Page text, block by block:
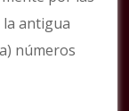
la antigua
números